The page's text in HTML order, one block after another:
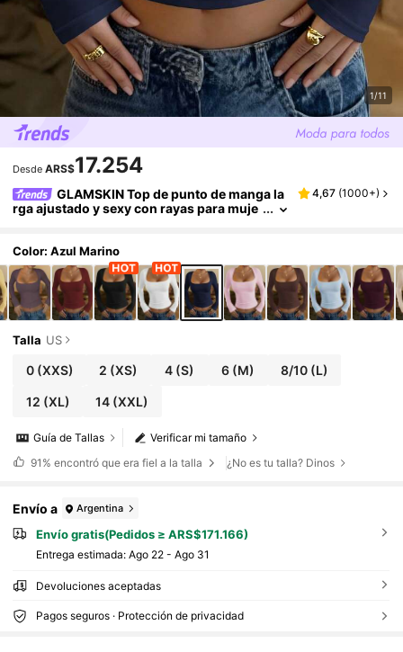
1/11
Desde ARS$17.254
GLAMSKIN Top de punto de manga la
rga ajustado y sexy con rayas para muje
o diario casual y temporada de regreso a la e
scuela
4,67 (1000+)
Color: Azul Marino
Talla US
0(XXS) 2 (XS) 4 (S) 6 (M) 8/10 (L)
12 (XL) 14 (XXL)
Verificar mi tamaño
Guía de Tallas
91% encontró que era fiel a la talla ¿No es tu talla? Dinos
Envío a Argentina
Envío gratis(Pedidos ≥ ARS$171.166)
Entrega estimada: Ago 22 - Ago 31
Devoluciones aceptadas
Pagos seguros · Protección de privacidad